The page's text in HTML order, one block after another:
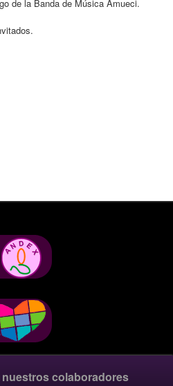
de la Banda de Música Amueci.
colaboradores